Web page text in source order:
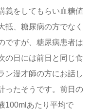
義をしてもらい血糖値
抵、糖尿病の方でなく
ですが、糖尿病患者は
の日には前日と同じ食
ン漫才師の方にお話し
ったそうです。前日の
100mlあたり平均で